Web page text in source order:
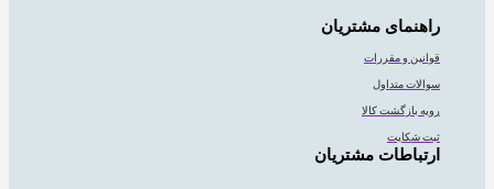
راهنمای مشتریان
قوانین و مقررات
سوالات متداول
رویه بازگشت کالا
ثبت شکایت
ارتباطات مشتریان